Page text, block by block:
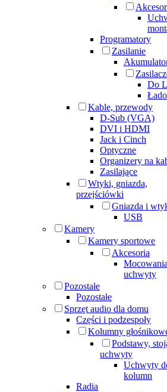
Programatory
Zasilanie
Do
Kable, przewody
D-Sub (VGA)
DVI i HDMI
Jack i Cinch
Optyczne
Organizery na
Zasilające
Wtyki, gniazda,
przejściówki
Gniazda i
USB
Kamery
Kamery sportowe
Akcesoria
uchwyty
Pozostałe
Pozostałe
Sprzęt audio dla domu
Części i podzespoły
Kolumny
Podstawy,
uchwyty
Uchwyty
kolumn
Radia